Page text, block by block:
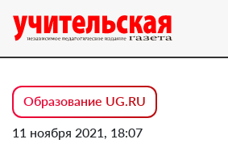
Образование UG.RU
11 ноября 2021, 18:07